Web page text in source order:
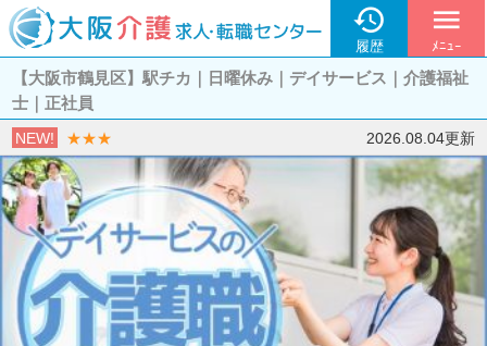

履歴
menu
ﾒﾆｭｰ
【大阪市鶴見区】駅チカ｜日曜休み｜デイサービス｜介護福祉
士｜正社員
NEW! ★★★ 2026.08.04更新